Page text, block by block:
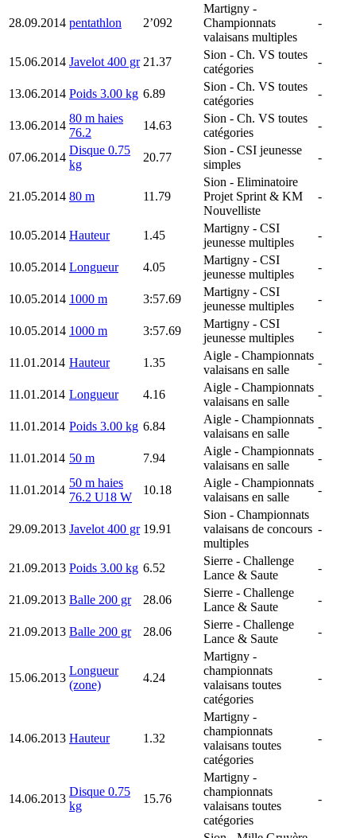
28.09.2014 pentathlon 2’092
Martigny -
Championnats
valaisans multiples
-
15.06.2014 Javelot 400 gr 21.37
Sion - Ch. VS toutes
catégories
-
13.06.2014 Poids 3.00 kg 6.89
Sion - Ch. VS toutes
catégories
-
13.06.2014
80 m haies
76.2
14.63
Sion - Ch. VS toutes
catégories
-
07.06.2014
Disque 0.75
kg
20.77
Sion - CSI jeunesse
simples
-
21.05.2014 80 m 11.79
Sion - Eliminatoire
Projet Sprint & KM
Nouvelliste
-
10.05.2014 Hauteur 1.45
Martigny - CSI
jeunesse multiples
-
10.05.2014 Longueur 4.05
Martigny - CSI
jeunesse multiples
-
10.05.2014 1000 m 3:57.69
Martigny - CSI
jeunesse multiples
-
10.05.2014 1000 m 3:57.69
Martigny - CSI
jeunesse multiples
-
11.01.2014 Hauteur 1.35
Aigle - Championnats
valaisans en salle
-
11.01.2014 Longueur 4.16
Aigle - Championnats
valaisans en salle
-
11.01.2014 Poids 3.00 kg 6.84
Aigle - Championnats
valaisans en salle
-
11.01.2014 50 m 7.94
Aigle - Championnats
valaisans en salle
-
11.01.2014
50 m haies
76.2 U18 W
10.18
Aigle - Championnats
valaisans en salle
-
29.09.2013 Javelot 400 gr 19.91
Sion - Championnats
valaisans de concours
multiples
-
21.09.2013 Poids 3.00 kg 6.52
Sierre - Challenge
Lance & Saute
-
21.09.2013 Balle 200 gr 28.06
Sierre - Challenge
Lance & Saute
-
21.09.2013 Balle 200 gr 28.06
Sierre - Challenge
Lance & Saute
-
15.06.2013
Longueur
(zone)
4.24
Martigny -
championnats
valaisans toutes
catégories
-
14.06.2013 Hauteur 1.32
Martigny -
championnats
valaisans toutes
catégories
-
14.06.2013
Disque 0.75
kg
15.76
Martigny -
championnats
valaisans toutes
catégories
-